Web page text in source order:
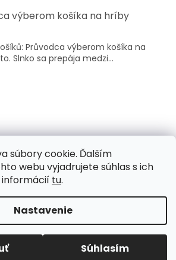
súbory cookie. Ďalším
webu vyjadrujete súhlas s ich
informácií tu.
Nastavenie
Súhlasím
výberom košíka na hríby
Průvodca výberom košíka na
Slnko sa prepája medzi...
proutenezbozi.cz/sk/. Všetky
Upraviť nastavenie cookies